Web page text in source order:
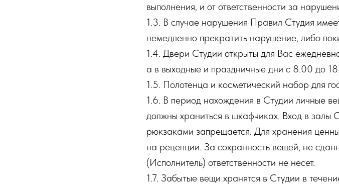
выполнения, и от ответственности за
1.3. В случае нарушения Правил Студия
немедленно прекратить нарушение, либо
1.4. Двери Студии открыты для Вас
а в выходные и праздничные дни с 8.00 до
1.5. Полотенца и косметический набор для
1.6. В период нахождения в Студии личные
должны храниться в шкафчиках. Вход в залы
рюкзаками запрещается. Для хранения
на рецепции. За сохранность вещей, не
(Исполнитель) ответственности не несет.
1.7. Забытые вещи хранятся в Студии в